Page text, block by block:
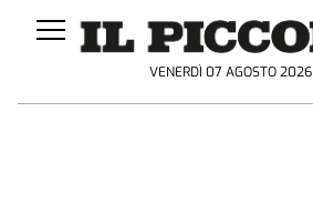
VENERDÌ 07 AGOSTO 2026